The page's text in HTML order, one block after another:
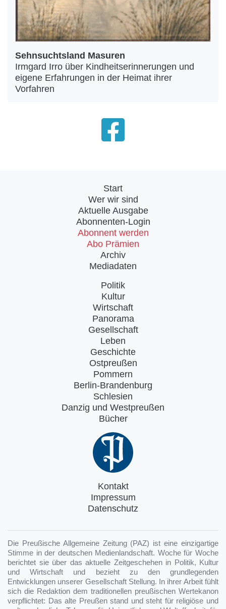
Sehnsuchtsland Masuren
Irmgard Irro über Kindheitserinnerungen und
eigene Erfahrungen in der Heimat ihrer
Vorfahren
Start
Wer wir sind
Aktuelle Ausgabe
Abonnenten-Login
Abonnent werden
Abo Prämien
Archiv
Mediadaten
Politik
Kultur
Wirtschaft
Panorama
Gesellschaft
Leben
Geschichte
Ostpreußen
Pommern
Berlin-Brandenburg
Schlesien
Danzig und Westpreußen
Bücher
Kontakt
Impressum
Datenschutz
Die Preußische Allgemeine Zeitung (PAZ) ist eine einzigartige
Stimme in der deutschen Medienlandschaft. Woche für Woche
berichtet sie über das aktuelle Zeitgeschehen in Politik, Kultur
und Wirtschaft und bezieht zu den grundlegenden
Entwicklungen unserer Gesellschaft Stellung. In ihrer Arbeit fühlt
sich die Redaktion dem traditionellen preußischen Wertekanon
verpflichtet: Das alte Preußen stand und steht für religiöse und